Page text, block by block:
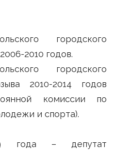
городского
2010 годов.
городского
2010-2014 годов
комиссии по
и спорта).
года – депутат